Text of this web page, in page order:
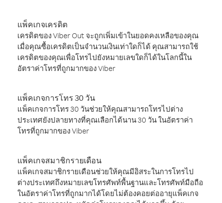
แพ็คเกจเครดิต
เครดิตของ Viber Out จะถูกเพิ่มเข้าในยอดคงเหลือของคุณ
เมื่อคุณซื้อเครดิตเป็นจำนวนเงินเท่าใดก็ได้ คุณสามารถใช้
เครดิตของคุณเพื่อโทรไปยังหมายเลขใดก็ได้ในโลกนี้ใน
อัตราค่าโทรที่ถูกมากของ Viber
แพ็คเกจการโทร 30 วัน
แพ็คเกจการโทร 30 วันช่วยให้คุณสามารถโทรไปต่าง
ประเทศยังปลายทางที่คุณเลือกได้นาน 30 วัน ในอัตราค่า
โทรที่ถูกมากของ Viber
แพ็คเกจสมาชิกรายเดือน
แพ็คเกจสมาชิกรายเดือนช่วยให้คุณมีอิสระในการโทรไป
ต่างประเทศถึงหมายเลขโทรศัพท์พื้นฐานและโทรศัพท์มือถือ
ในอัตราค่าโทรที่ถูกมากได้โดยไม่ต้องคอยต่ออายุแพ็คเกจ